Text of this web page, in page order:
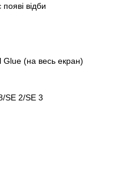
відби
(на весь екран)
SE 2/SE 3